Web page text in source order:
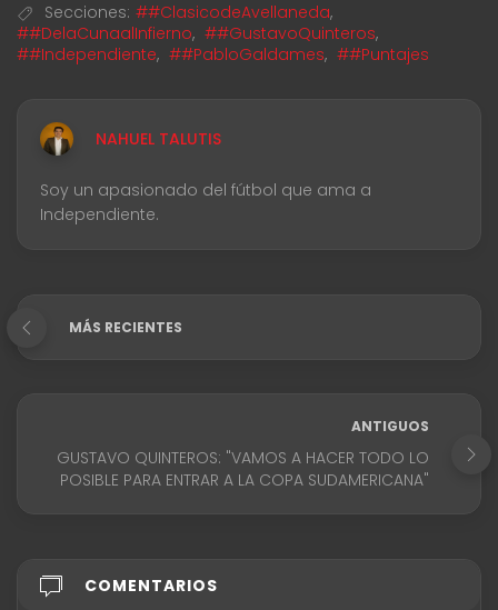
Secciones: ##ClasicodeAvellaneda,
##DelaCunaalInfierno, ##GustavoQuinteros,
##Independiente, ##PabloGaldames, ##Puntajes
NAHUEL TALUTIS
Soy un apasionado del fútbol que ama a
Independiente.
MÁS RECIENTES
ANTIGUOS
GUSTAVO QUINTEROS: "VAMOS A HACER TODO LO
POSIBLE PARA ENTRAR A LA COPA SUDAMERICANA"
COMENTARIOS